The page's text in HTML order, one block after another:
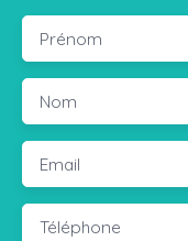
Prénom
Nom
Email
Téléphone